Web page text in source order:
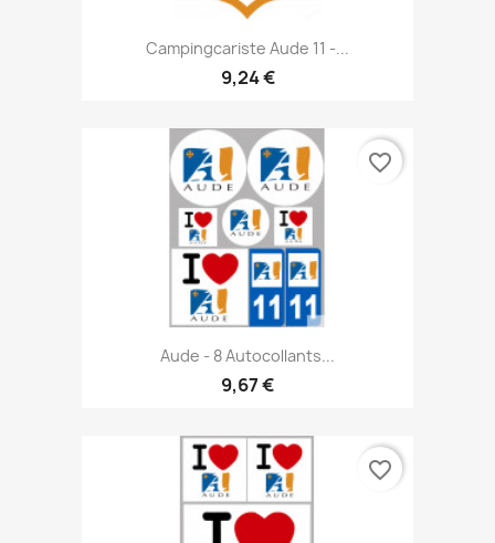
Campingcariste Aude 11 -...
9,24 €
Aude - 8 Autocollants...
9,67 €
favorite_border
favorite_border